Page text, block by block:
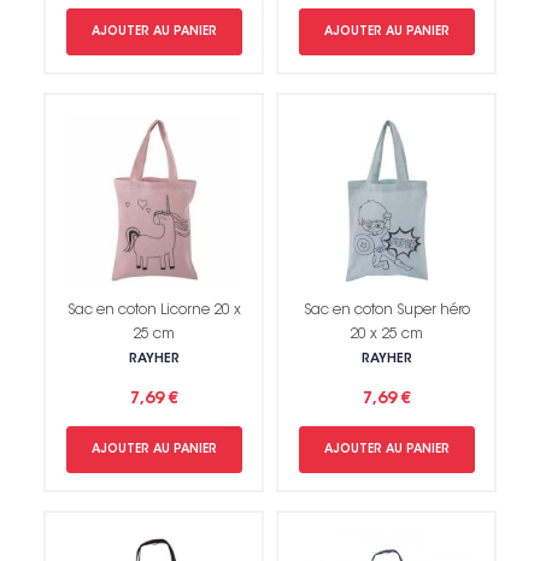
AJOUTER AU PANIER AJOUTER AU PANIER
Sac en coton Licorne 20 x
25 cm
RAYHER
7,69 €
AJOUTER AU PANIER
Sac en coton Super héro
20 x 25 cm
RAYHER
7,69 €
AJOUTER AU PANIER